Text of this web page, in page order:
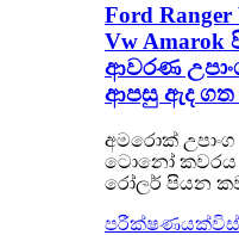
Ford
Vw
ආවරණ
ආපසු ඇද ගත
අමරොක් උපාංග
ටොනෝ කවරය
රෝලර් පියන
පරීක්ෂණයක්